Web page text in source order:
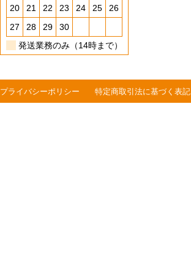
20
21 22 23 24 25
26
27
28 29
30
発送業務のみ（14時まで）
プライバシーポリシー 特定商取引法に基づく表記